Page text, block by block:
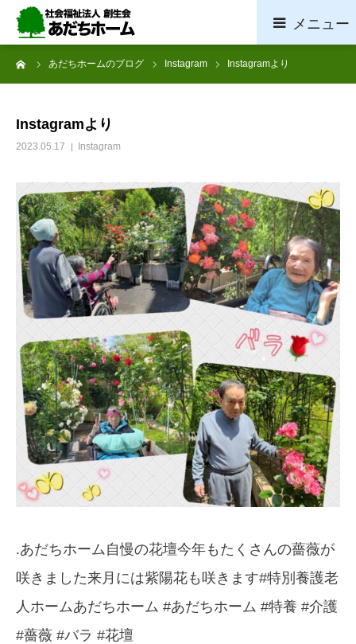
あだちホームのブログ Instagram Instagramより
Instagramより
2023.05.17 Instagram
.あだちホーム自慢の花壇️今年もたくさんの薔薇が
咲きました来月には紫陽花も咲きます#特別養護老
人ホームあだちホーム #あだちホーム #特養 #介護
#薔薇 #バラ #花壇
ホーム
施設概要
採用情報
お問い合わせ